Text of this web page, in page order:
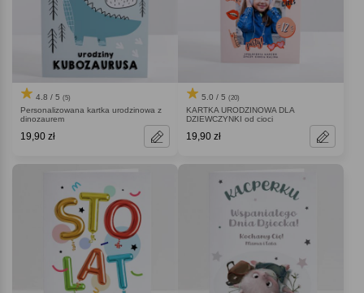
4.8 / 5 (5)
Personalizowana kartka urodzinowa z
dinozaurem
19,90 zł
5.0 / 5 (20)
KARTKA URODZINOWA DLA
DZIEWCZYNKI od cioci
19,90 zł